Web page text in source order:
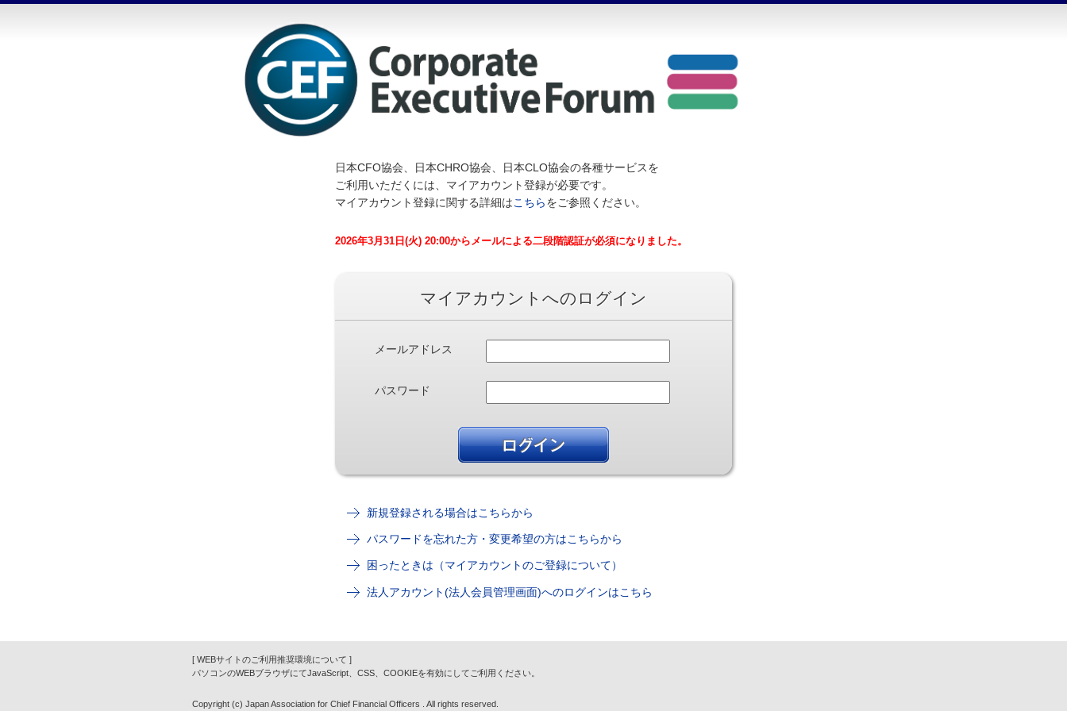
日本CFO協会、日本CHRO協会、日本CLO協会の各種サービスを
ご利用いただくには、マイアカウント登録が必要です。
マイアカウント登録に関する詳細はこちらをご参照ください。
2026年3月31日(火) 20:00からメールによる二段階認証が必須になりました。
マイアカウントへのログイン
メールアドレス
パスワード
新規登録される場合はこちらから
パスワードを忘れた方・変更希望の方はこちらから
困ったときは（マイアカウントのご登録について）
法人アカウント(法人会員管理画面)へのログインはこちら
[ WEBサイトのご利用推奨環境について ]
パソコンのWEBブラウザにてJavaScript、CSS、COOKIEを有効にしてご利用ください。
Copyright (c) Japan Association for Chief Financial Officers . All rights reserved.